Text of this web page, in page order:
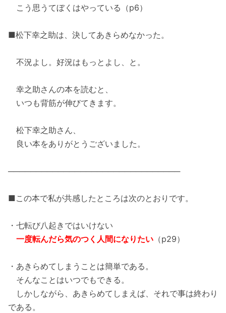
こう思うてぼくはやっている（p6）
■松下幸之助は、決してあきらめなかった。
不況よし。好況はもっとよし、と。
幸之助さんの本を読むと、
いつも背筋が伸びてきます。
松下幸之助さん、
良い本をありがとうございました。
───────────────────────────────
■この本で私が共感したところは次のとおりです。
・七転び八起きではいけない
一度転んだら気のつく人間になりたい （p29）
・あきらめてしまうことは簡単である。
そんなことはいつでもできる。
しかしながら、あきらめてしまえば、それで事は終わり
である。